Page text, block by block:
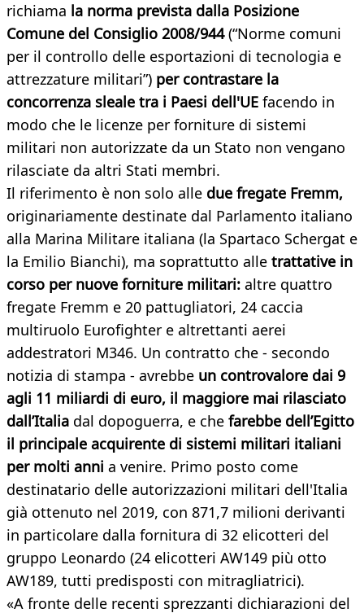
richiama la norma prevista dalla Posizione
Comune del Consiglio 2008/944(“Norme comuni
per il controllo delle esportazioni di tecnologia e
attrezzature militari”) per contrastare la
concorrenza sleale tra i Paesi dell'UE facendo in
modo che le licenze per forniture di sistemi
militari non autorizzate da un Stato non vengano
rilasciate da altri Stati membri.
Il riferimento è non solo alle due fregate Fremm,
originariamente destinate dal Parlamento italiano
alla Marina Militare italiana (la Spartaco Schergat e
la Emilio Bianchi), ma soprattutto alle trattative in
corso per nuove forniture militari: altre quattro
fregate Fremm e 20 pattugliatori, 24 caccia
multiruolo Eurofighter e altrettanti aerei
addestratori M346. Un contratto che - secondo
notizia di stampa - avrebbe un controvalore dai 9
agli 11 miliardi di euro, il maggiore mai rilasciato
dall’Italia dal dopoguerra, e che farebbe dell’Egitto
il principale acquirente di sistemi militari italiani
per molti anni a venire. Primo posto come
destinatario delle autorizzazioni militari dell'Italia
già ottenuto nel 2019, con 871,7 milioni derivanti
in particolare dalla fornitura di 32 elicotteri del
gruppo Leonardo (24 elicotteri AW149 più otto
AW189, tutti predisposti con mitragliatrici).
«A fronte delle recenti sprezzanti dichiarazioni del